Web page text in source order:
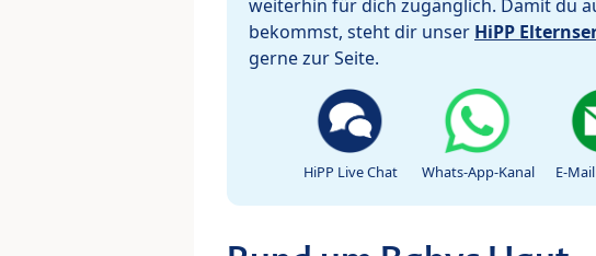
weiterhin für dich zugänglich. Damit du
bekommst, steht dir unser HiPP
gerne zur Seite.
HiPP Live Chat Whats-App-Kanal E-